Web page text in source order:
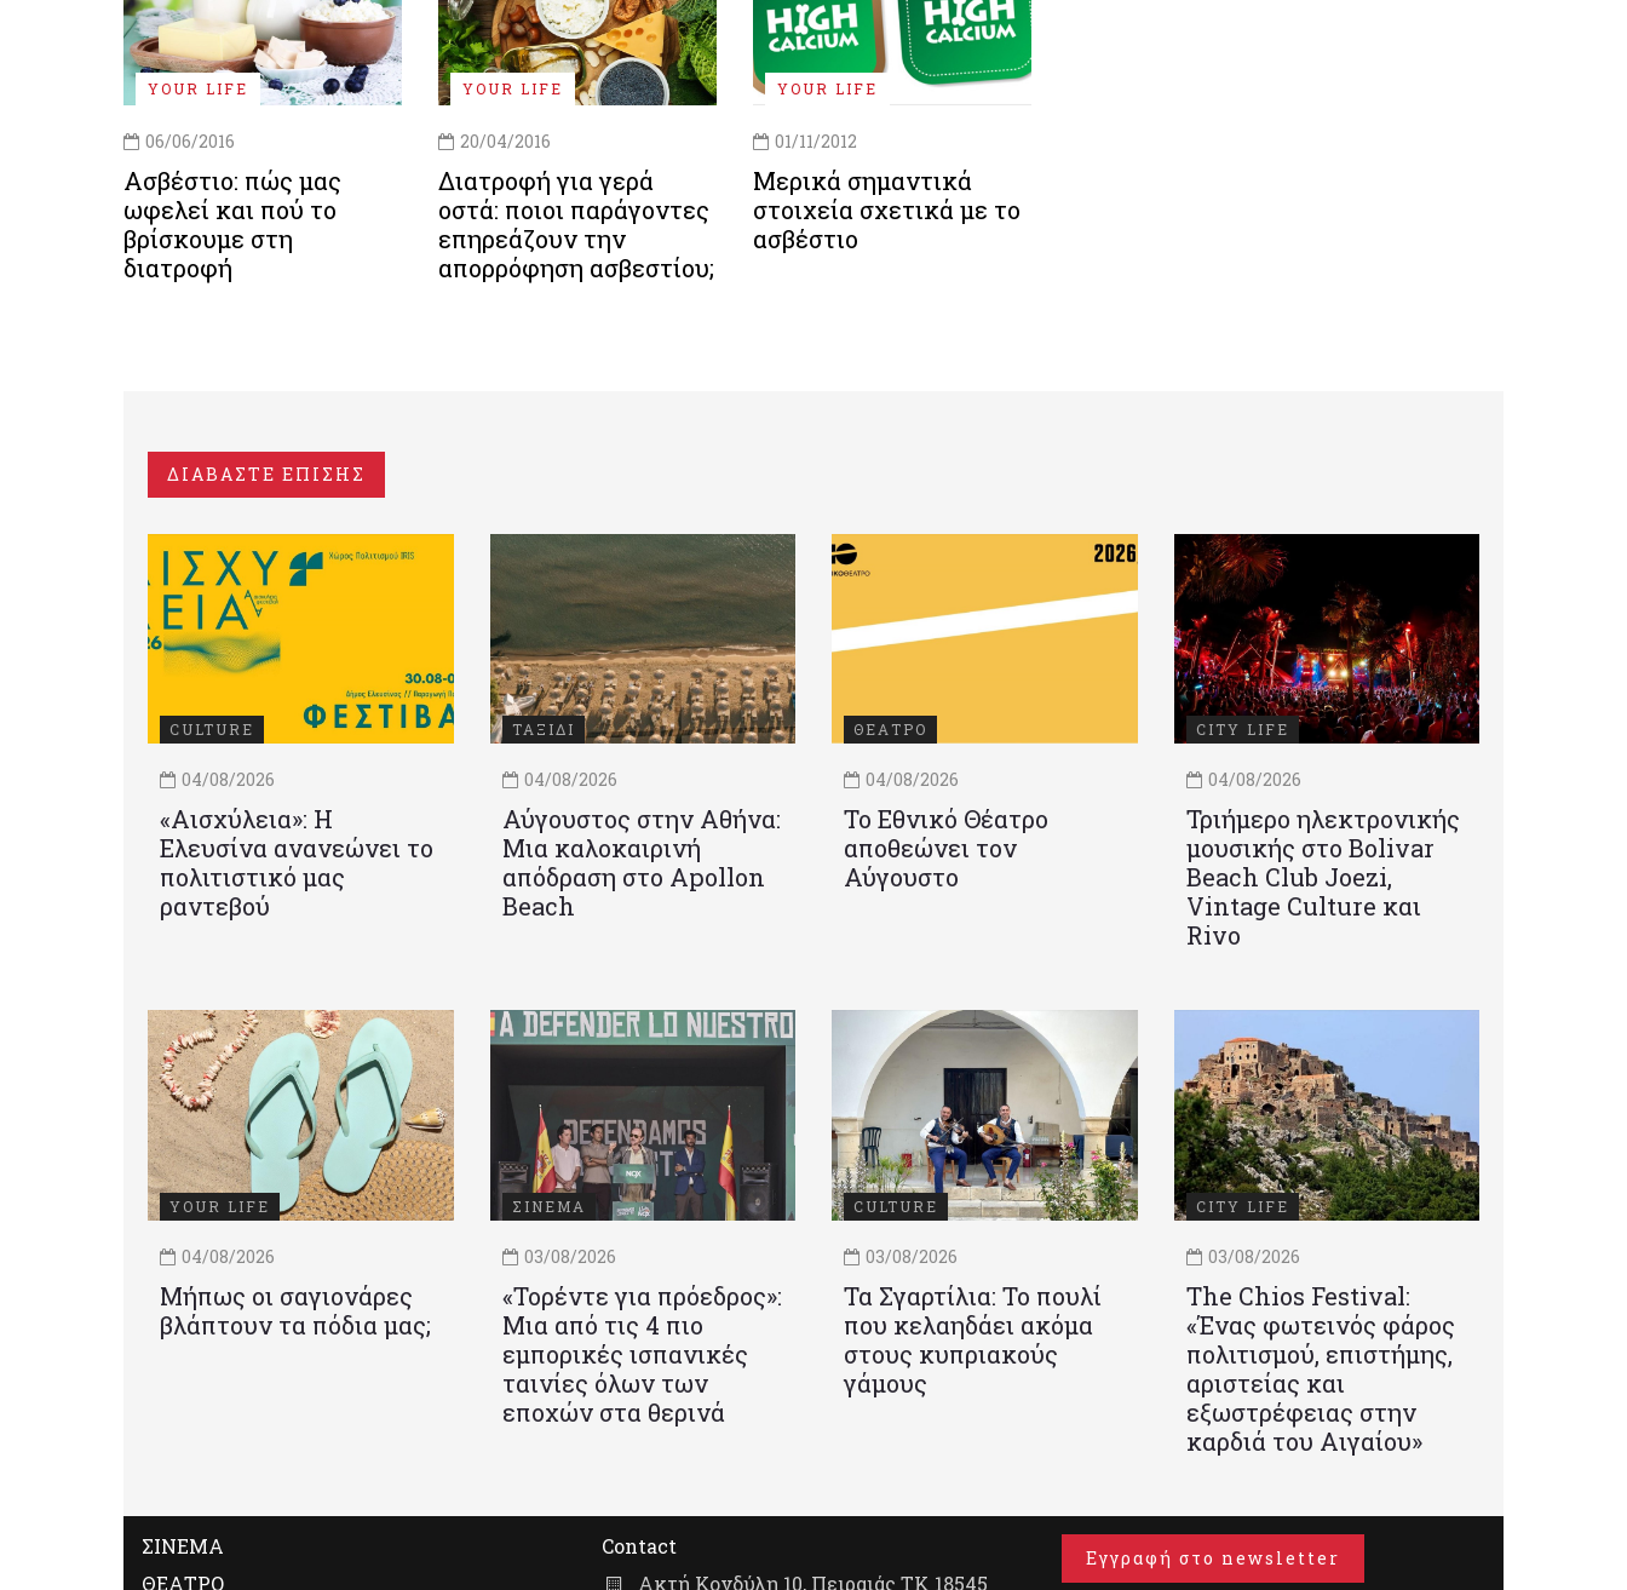
YOUR LIFE
06/06/2016
Ασβέστιο: πώς μας
ωφελεί και πού το
βρίσκουμε στη
διατροφή
YOUR LIFE
20/04/2016
Διατροφή για γερά
οστά: ποιοι παράγοντες
επηρεάζουν την
απορρόφηση ασβεστίου;
YOUR LIFE
01/11/2012
Μερικά σημαντικά
στοιχεία σχετικά με το
ασβέστιο
ΔΙΑΒΑΣΤΕ ΕΠΙΣΗΣ
CULTURE
04/08/2026
«Αισχύλεια»: Η
Ελευσίνα ανανεώνει το
πολιτιστικό μας
ραντεβού
ΤΑΞΙΔΙ
04/08/2026
Αύγουστος στην Αθήνα:
Μια καλοκαιρινή
απόδραση στο Apollon
Beach
ΘΕΑΤΡΟ
04/08/2026
Το Εθνικό Θέατρο
αποθεώνει τον
Αύγουστο
CITY LIFE
04/08/2026
Τριήμερο ηλεκτρονικής
μουσικής στο Bolivar
Beach Club Joezi,
Vintage Culture και
Rivo
YOUR LIFE
04/08/2026
Μήπως οι σαγιονάρες
βλάπτουν τα πόδια μας;
ΣΙΝΕΜΑ
03/08/2026
«Τορέντε για πρόεδρος»:
Mια από τις 4 πιο
εμπορικές ισπανικές
ταινίες όλων των
εποχών στα θερινά
CULTURE
03/08/2026
Τα Σγαρτίλια: Το πουλί
που κελαηδάει ακόμα
στους κυπριακούς
γάμους
CITY LIFE
03/08/2026
Τhe Chios Festival:
«Ένας φωτεινός φάρος
πολιτισμού, επιστήμης,
αριστείας και
εξωστρέφειας στην
καρδιά του Αιγαίου»
ΣΙΝΕΜΑ
ΘΕΑΤΡΟ
Contact
Ακτή Κονδύλη 10, Πειραιάς ΤΚ 18545
Εγγραφή στο newsletter